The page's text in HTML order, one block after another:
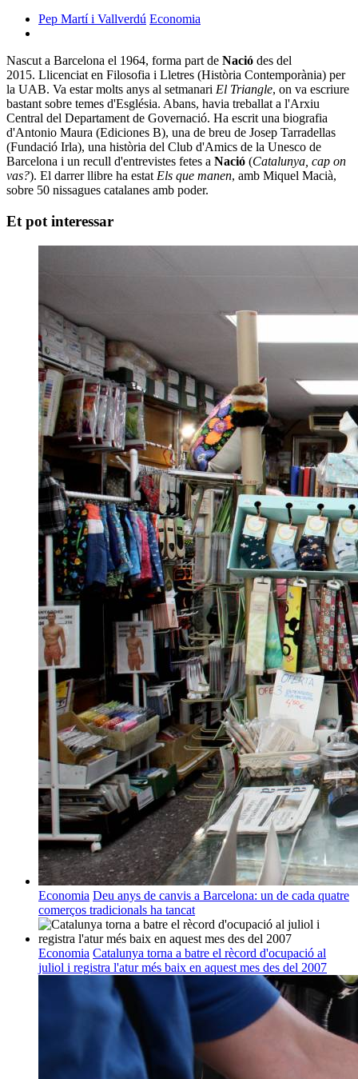
Pep Martí i Vallverdú Economia
Nascut a Barcelona el 1964, forma part de Nació des del
2015. Llicenciat en Filosofia i Lletres (Història Contemporània) per
la UAB. Va estar molts anys al setmanari El Triangle, on va escriure
bastant sobre temes d'Església. Abans, havia treballat a l'Arxiu
Central del Departament de Governació. Ha escrit una biografia
d'Antonio Maura (Ediciones B), una de breu de Josep Tarradellas
(Fundació Irla), una història del Club d'Amics de la Unesco de
Barcelona i un recull d'entrevistes fetes a Nació (Catalunya, cap on
vas?). El darrer llibre ha estat Els que manen, amb Miquel Macià,
sobre 50 nissagues catalanes amb poder.
Et pot interessar
Economia Deu anys de canvis a Barcelona: un de cada quatre
comerços tradicionals ha tancat
Economia Catalunya torna a batre el rècord d'ocupació al
juliol i registra l'atur més baix en aquest mes des del 2007